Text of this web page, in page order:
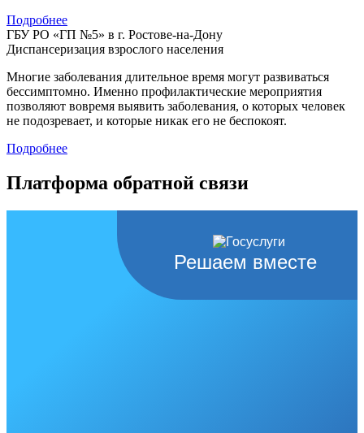
Подробнее
ГБУ РО «ГП №5» в г. Ростове-на-Дону
Диспансеризация взрослого населения
Многие заболевания длительное время могут развиваться
бессимптомно. Именно профилактические мероприятия
позволяют вовремя выявить заболевания, о которых человек
не подозревает, и которые никак его не беспокоят.
Подробнее
Платформа обратной связи
Решаем вместе